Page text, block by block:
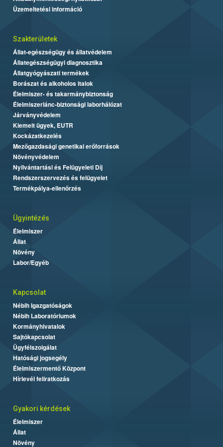
Üzemeltetési információ
Szakterületek
Állat-egészségügy és állatvédelem
Állategészségügyi diagnosztika
Állatgyógyászati termékek
Borászat és alkoholos italok
Élelmiszer- és takarmánybiztonság
Élelmiszerlánc-biztonsági laborhálózat
Járványvédelem
Kiemelt ügyek, EUTR
Kockázatkezelés
Mezőgazdasági genetikai erőforrások
Növényvédelem
Nyilvántartási és Felügyeleti Díj
Rendszerszervezés és felügyelet
Termékpálya-ellenőrzés
Ügyintézés
Élelmiszer
Állat
Növény
Labor/Egyéb
Kapcsolat
Nébih Igazgatóságok
Nébih Laboratóriumok
Kormányhivatalok
Sajtókapcsolat
Ügyfélszolgálat
Hatósági jogsegély
Élelmiszermentő Központ
Hírlevél feliratkozás
Gyakori kérdések
Élelmiszer
Állat
Növény